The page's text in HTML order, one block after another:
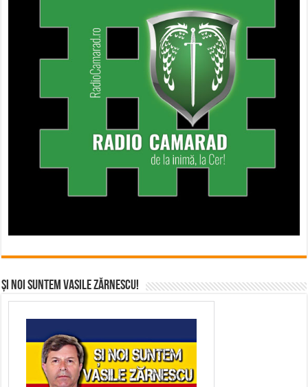
Și noi suntem Vasile Zărnescu!